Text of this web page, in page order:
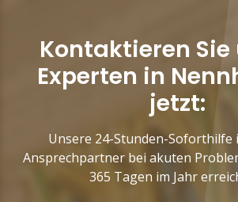
Kontaktieren Sie
Experten in
jetzt:
Unsere 24-Stunden-Soforthilfe
Ansprechpartner bei akuten
365 Tagen im Jahr